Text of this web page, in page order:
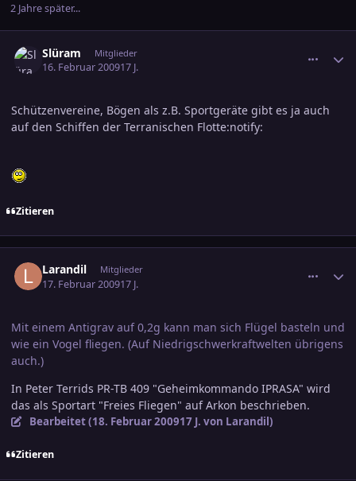
2 Jahre später...
Slüram Mitglieder
16. Februar 200917 J.
Schützenvereine, Bögen als z.B. Sportgeräte gibt es ja auch
auf den Schiffen der Terranischen Flotte:notify:
Zitieren
Larandil Mitglieder
17. Februar 200917 J.
Mit einem Antigrav auf 0,2g kann man sich Flügel basteln und
wie ein Vogel fliegen. (Auf Niedrigschwerkraftwelten übrigens
auch.)
In Peter Terrids PR-TB 409 "Geheimkommando IPRASA" wird
das als Sportart "Freies Fliegen" auf Arkon beschrieben.
Bearbeitet (18. Februar 200917 J. von Larandil)
Zitieren